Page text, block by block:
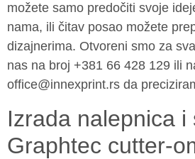
možete samo predočiti svoje
nama, ili čitav posao možete
dizajnerima. Otvoreni smo za
nas na broj +381 66 428 129 ili
office@innexprint.rs da
Izrada nalepnica i
Graphtec cutter-